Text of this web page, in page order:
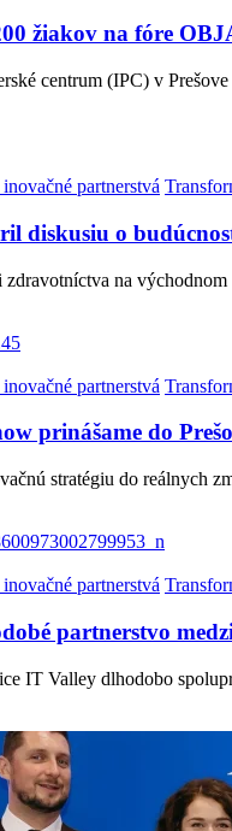
žiakov na fóre
centrum (IPC) v
partnerstvá
diskusiu o
zdravotníctva na
partnerstvá
prinášame do
stratégiu do reálnych
partnerstvá
partnerstvo
IT Valley dlhodobo